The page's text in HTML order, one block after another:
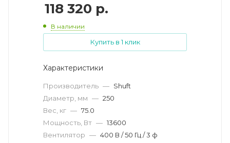
118 320 р.
В наличии
Купить в 1 клик
Характеристики
Производитель — Shuft
Диаметр, мм — 250
Вес, кг — 75.0
Мощность, Вт — 13600
Вентилятор — 400 В / 50 Гц / 3 ф